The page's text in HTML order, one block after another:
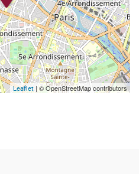
Leaflet | © OpenStreetMap contributors